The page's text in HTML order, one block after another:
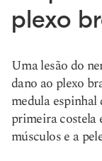
plexo
Uma lesão do
dano ao plexo
medula espinhal
primeira costela
músculos e a